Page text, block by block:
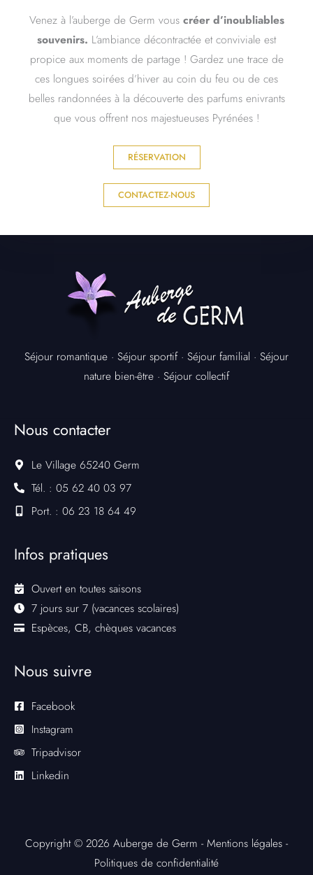
Venez à l’auberge de Germ vouscréer d’inoubliables
souvenirs. L’ambiance décontractée et conviviale est
propice aux moments de partage ! Gardez une trace de
ces longues soirées d’hiver au coin du feu ou de ces
belles randonnées à la découverte des parfums enivrants
que vous offrent nos majestueuses Pyrénées !
RÉSERVATION
CONTACTEZ-NOUS
Séjour romantique · Séjour sportif· Séjour familial · Séjour
nature bien-être · Séjour collectif
Nous contacter
Le Village 65240 Germ
Tél. : 05 62 40 03 97
Port. : 06 23 18 64 49
Infos pratiques
Ouvert en toutes saisons
7 jours sur 7 (vacances scolaires)
Espèces, CB, chèques vacances
Nous suivre
Facebook
Instagram
Tripadvisor
Linkedin
Copyright © 2026 Auberge de Germ - Mentions légales -
Politiques de confidentialité